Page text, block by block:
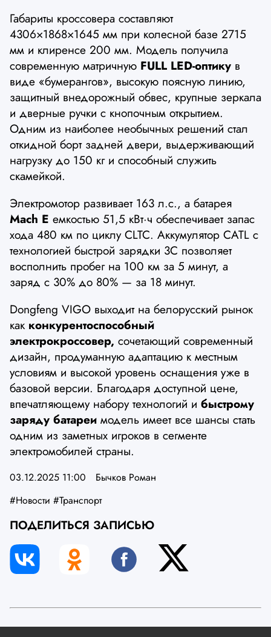
Габариты кроссовера составляют
4306×1868×1645 мм при колесной базе 2715
мм и клиренсе 200 мм. Модель получила
современную матричную FULL LED-оптику в
виде «бумерангов», высокую поясную линию,
защитный внедорожный обвес, крупные зеркала
и дверные ручки с кнопочным открытием.
Одним из наиболее необычных решений стал
откидной борт задней двери, выдерживающий
нагрузку до 150 кг и способный служить
скамейкой.
Электромотор развивает 163 л.с., а батарея
Mach E емкостью 51,5 кВт·ч обеспечивает запас
хода 480 км по циклу CLTC. Аккумулятор CATL с
технологией быстрой зарядки 3C позволяет
восполнить пробег на 100 км за 5 минут, а
заряд с 30% до 80% — за 18 минут.
Dongfeng VIGO выходит на белорусский рынок
как конкурентоспособный
электрокроссовер, сочетающий современный
дизайн, продуманную адаптацию к местным
условиям и высокой уровень оснащения уже в
базовой версии. Благодаря доступной цене,
впечатляющему набору технологий и быстрому
заряду батареи модель имеет все шансы стать
одним из заметных игроков в сегменте
электромобилей страны.
03.12.2025 11:00
Бычков Роман
#Новости #Транспорт
ПОДЕЛИТЬСЯ ЗАПИСЬЮ